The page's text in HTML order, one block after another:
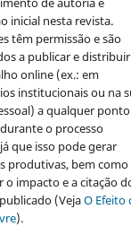
inicial nesta revista.
têm permissão e são
a publicar e distribuir
online (ex.: em
institucionais ou na
a qualquer ponto
o processo
que isso pode gerar
produtivas, bem como
o impacto e a citação
(VejaO Efeito
).